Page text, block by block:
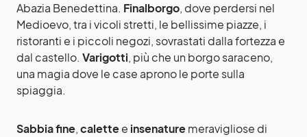
Abazia Benedettina. Finalborgo, dove perdersi nel
Medioevo, tra i vicoli stretti, le bellissime piazze, i
ristoranti e i piccoli negozi, sovrastati dalla fortezza e
dal castello. Varigotti, più che un borgo saraceno,
una magia dove le case aprono le porte sulla
spiaggia.
Sabbia fine,calettee insenaturemeravigliose di